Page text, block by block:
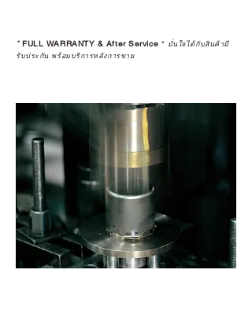
*FULL WARRANTY & After Service * มั่นใจได้กับสินค้ามี
รับประกัน พร้อมบริการหลังการขาย